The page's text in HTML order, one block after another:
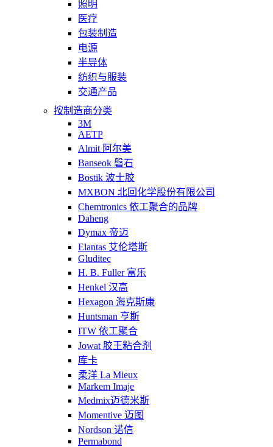
照明
医疗
包装制造
电源
半导体
纺织与服装
交通产品
按制造商分类
3M
AETP
Almit 阿尔美
Banseok 磐石
Bostik 波士胶
MXBON 北回化学股份有限公司
Chemtronics 依工聚合的品牌
Daheng
Dymax 帝迈
Elantas 艾伦塔斯
Gluditec
H. B. Fuller 富乐
Henkel 汉高
Hexagon 海克斯康
Huntsman 亨斯
ITW 依工聚合
Jowat 胶王粘合剂
库卡
柔洋 La Mieux
Markem Imaje
Medmix迈德米斯
Momentive 迈图
Nordson 诺信
Permabond